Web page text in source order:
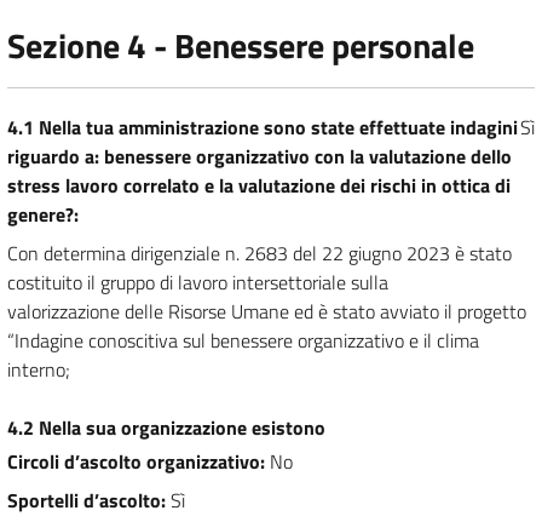
Sezione 4 - Benessere personale
4.1 Nella tua amministrazione sono state effettuate indagini
riguardo a: benessere organizzativo con la valutazione dello
stress lavoro correlato e la valutazione dei rischi in ottica di
genere?:
Sì
Con determina dirigenziale n. 2683 del 22 giugno 2023 è stato
costituito il gruppo di lavoro intersettoriale sulla
valorizzazione delle Risorse Umane ed è stato avviato il progetto
“Indagine conoscitiva sul benessere organizzativo e il clima
interno;
4.2 Nella sua organizzazione esistono
Circoli d’ascolto organizzativo: No
Sportelli d’ascolto:Sì